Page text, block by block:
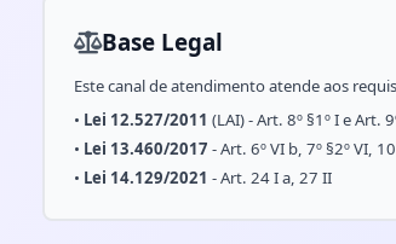
Base Legal
Este canal de atendimento atende aos
• Lei 12.527/2011 (LAI) - Art. 8º §1º I e Art.
• Lei 13.460/2017 - Art. 6º VI b, 7º §2º VI,
• Lei 14.129/2021 - Art. 24 I a, 27 II